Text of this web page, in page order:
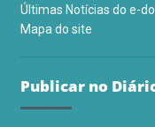
Últimas Notícias do e-
Mapa do site
Publicar no